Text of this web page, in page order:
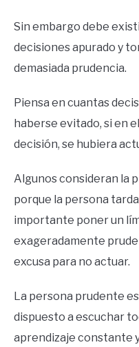
Sin embargo debe
decisiones apurado y
demasiada prudencia.
Piensa en cuantas
haberse evitado, si en
decisión, se hubiera
Algunos consideran la
porque la persona
importante poner un
exageradamente
excusa para no actuar.
La persona prudente
dispuesto a escuchar
aprendizaje constante